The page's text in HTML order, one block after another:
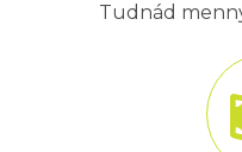
Tudnád